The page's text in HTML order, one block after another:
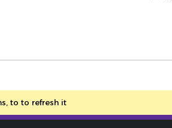
to to refresh it.